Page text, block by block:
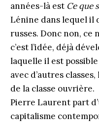
années-là est Ce que
Lénine dans lequel il
russes. Donc non, ce
c’est l’idée, déjà
laquelle il est
avec d’autres
de la classe ouvrière.
Pierre Laurent part
capitalisme